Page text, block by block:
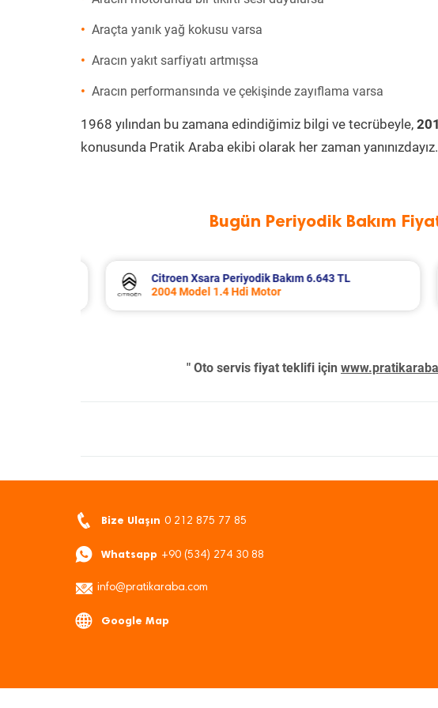
Araçta yanık yağ kokusu varsa
Aracın yakıt sarfiyatı artmışsa
Aracın performansında ve çekişinde zayıflama varsa
1968 yılından bu zamana edindiğimiz bilgi ve tecrübeyle,
konusunda Pratik Araba ekibi olarak her zaman yanınızdayız.
Bugün Periyodik Bakım
Citroen Xsara Periyodik Bakım 6.643 TL
2004 Model 1.4 Hdi Motor
" Oto servis fiyat teklifi için
Bize Ulaşın 0 212 875 77 85
Whatsapp +90 (534) 274 30 88
info@pratikaraba.com
Google Map